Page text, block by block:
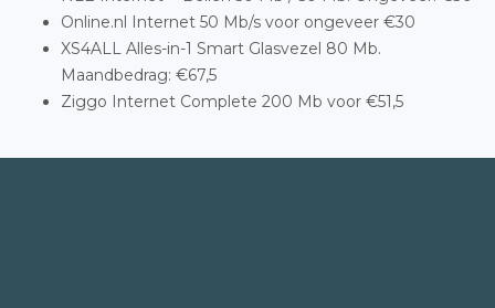
Online.nl Internet 50 Mb/s voor ongeveer €30
XS4ALL Alles-in-1 Smart Glasvezel 80 Mb.
Maandbedrag: €67,5
Ziggo Internet Complete 200 Mb voor €51,5